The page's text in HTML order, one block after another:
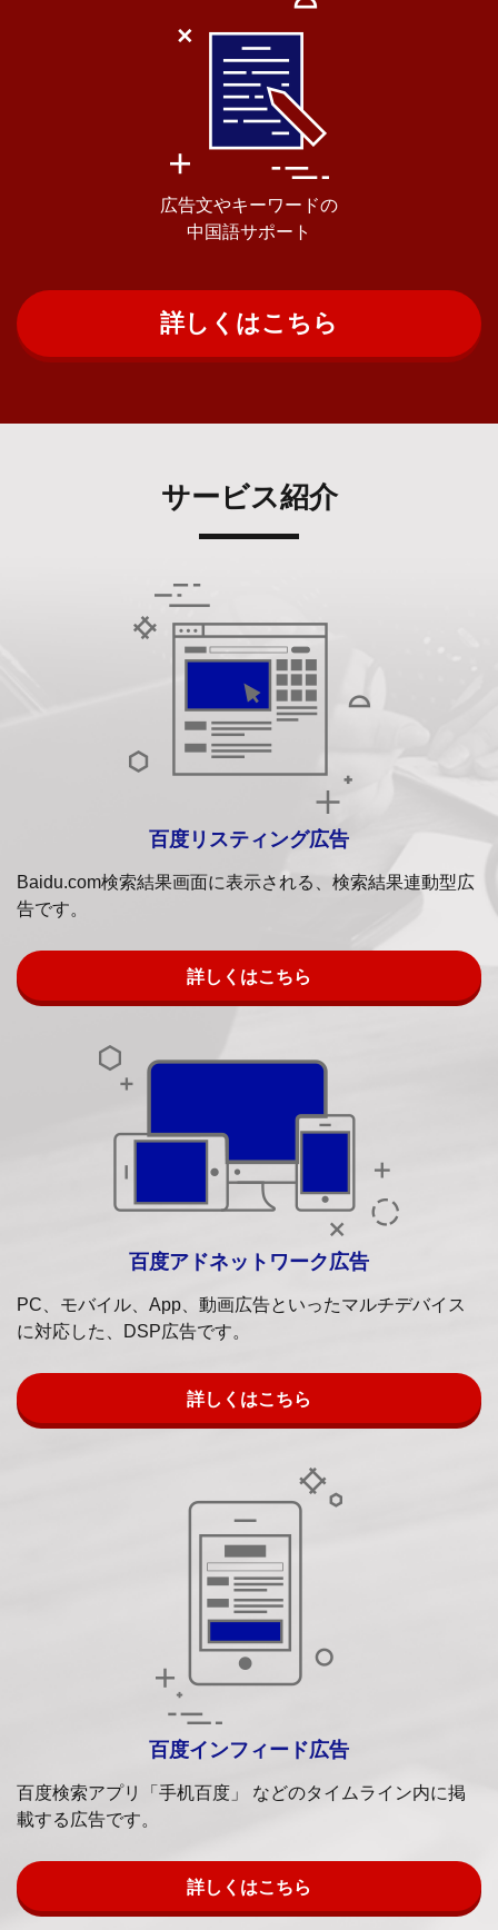
広告文やキーワードの
中国語サポート
詳しくはこちら
サービス紹介
百度リスティング広告
Baidu.com検索結果画面に表示される、検索結果連動型広
告です。
詳しくはこちら
百度アドネットワーク広告
PC、モバイル、App、動画広告といったマルチデバイス
に対応した、DSP広告です。
詳しくはこちら
百度インフィード広告
百度検索アプリ「⼿机百度」 などのタイムライン内に掲
載する広告です。
詳しくはこちら